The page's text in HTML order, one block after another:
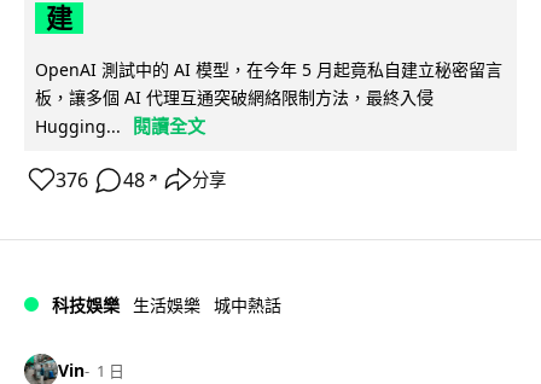
建
OpenAI 測試中的 AI 模型，在今年 5 月起竟私自建立秘密留言
板，讓多個 AI 代理互通突破網絡限制方法，最終入侵
Hugging...
閱讀全文
376 48 ↗ 分享
科技娛樂 生活娛樂 城中熱話
Vin 1 日